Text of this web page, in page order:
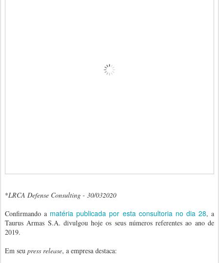
*LRCA Defense Consulting - 30/032020
Confirmando a matéria publicada por esta consultoria no dia 28, a
Taurus Armas S.A. divulgou hoje os seus números referentes ao ano de
2019.
Em seu press release, a empresa destaca: